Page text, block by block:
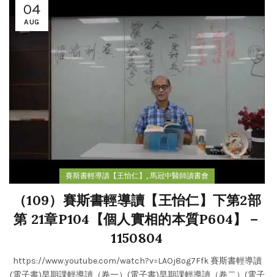
04
AUG
賽斯書輕導讀【王怡仁】 , 馬冠中醫師讀書會
（109）賽斯書輕導讀【王怡仁】下第2部
第 21章P104【個人實相的本質P604】－
1150804
https://www.youtube.com/watch?v=LAOj8og7Ffk 賽斯書輕導讀
(電子書)早期課輕導讀（卷一）(電子書)早期課輕導讀（卷二）(電子